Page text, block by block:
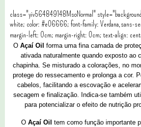
class="yiv564849148MsoNormal"
white; color: #e06666; font-family: Verdana,sans-
margin-left: 0cm; margin-right: 0cm; text-align:
O Açaí Oil forma uma fina camada de
ativada naturalmente quando exposto ao
chapinha. Se misturado a colorações, no
protege do ressecamento e prolonga a cor.
cabelos, facilitando a escovação e
secagem e finalização. Indica-se também
para potencializar o efeito de nutrição
O Açaí Oil tem como função importante